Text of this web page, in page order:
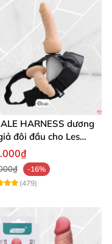
HARNESS dương
đôi đầu cho Les
cực sướng
-16%
(479)